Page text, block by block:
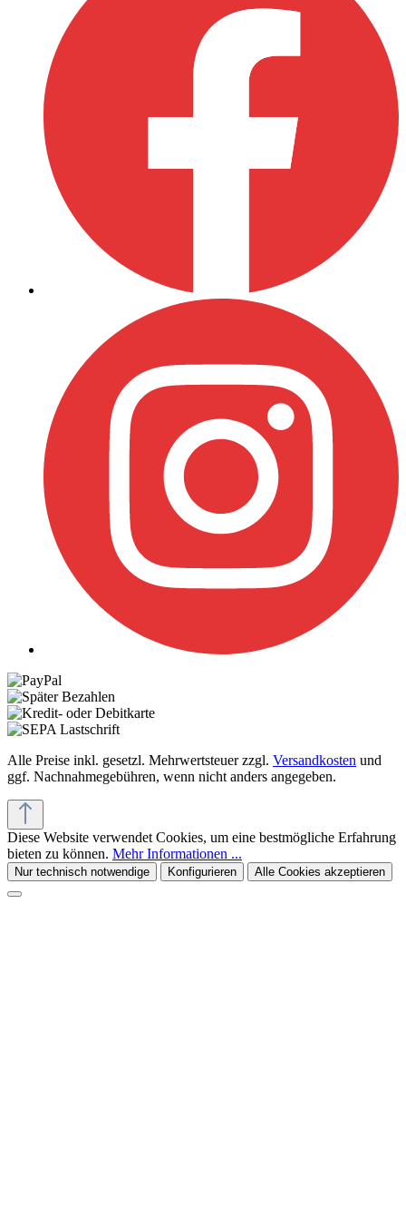
Alle Preise inkl. gesetzl. Mehrwertsteuer zzgl. Versandkosten und
ggf. Nachnahmegebühren, wenn nicht anders angegeben.
Diese Website verwendet Cookies, um eine bestmögliche Erfahrung
bieten zu können. Mehr Informationen ...
Nur technisch notwendige Konfigurieren Alle Cookies akzeptieren